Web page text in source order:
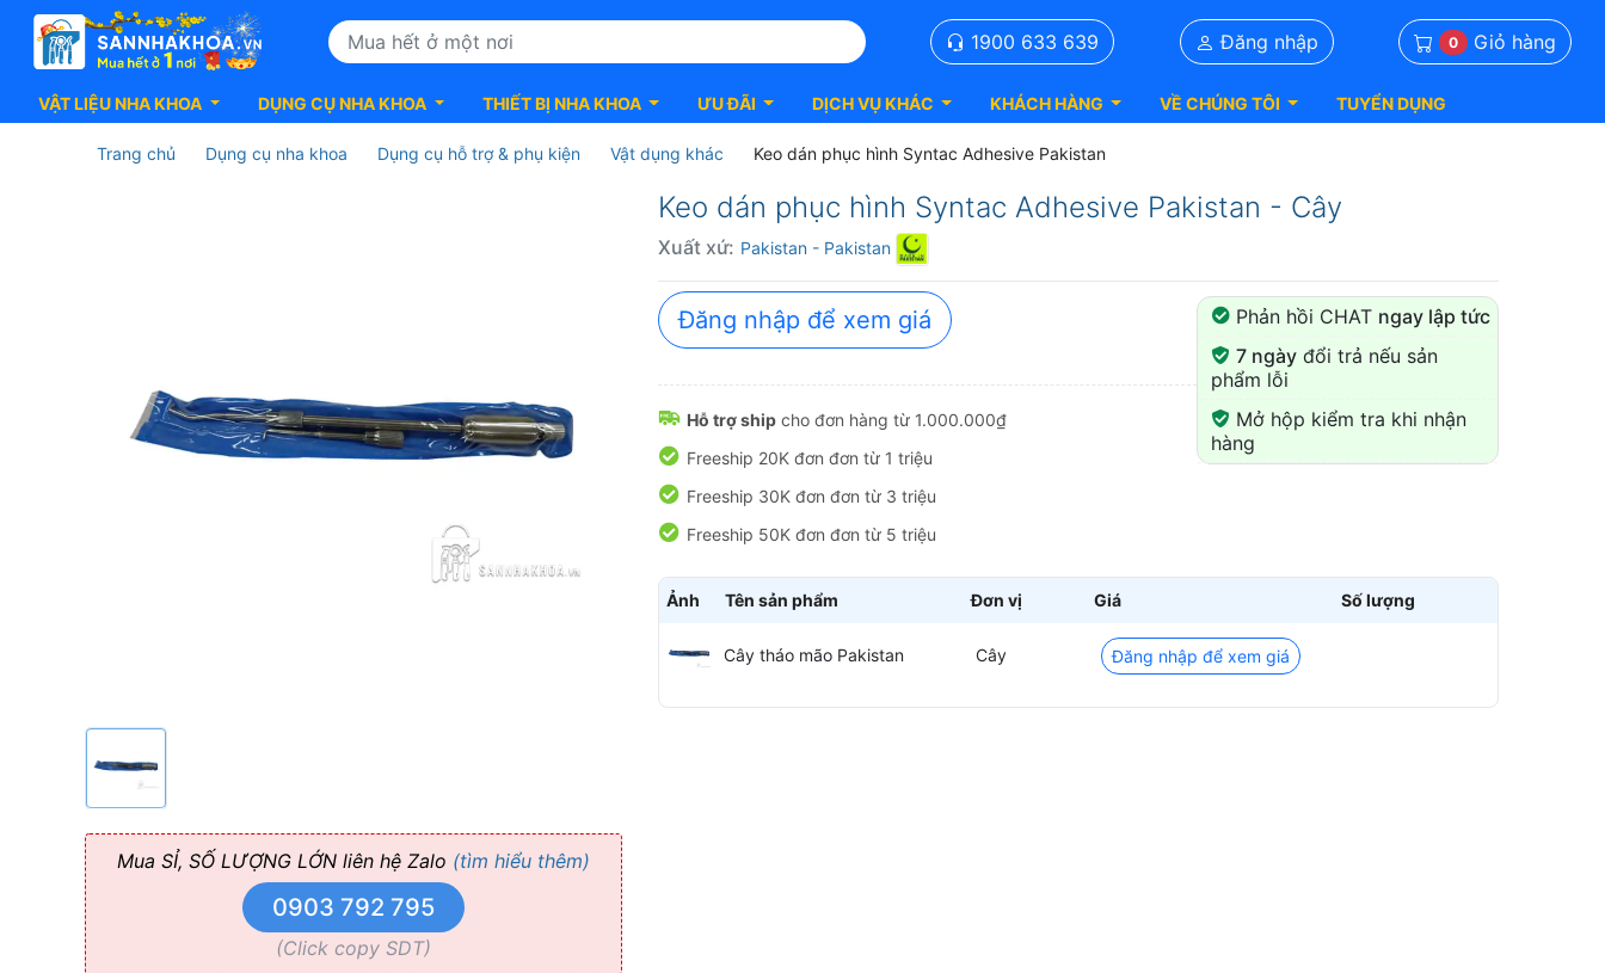
1900 633 639 Đăng nhập 0 Giỏ hàng
VẬT LIỆU NHA KHOA DỤNG CỤ NHA KHOA THIẾT BỊ NHA KHOA ƯU ĐÃI DỊCH VỤ KHÁC KHÁCH HÀNG VỀ CHÚNG TÔI TUYỂN DỤNG
Trang chủ Dụng cụ nha khoa Dụng cụ hỗ trợ & phụ kiện Vật dụng khác Keo dán phục hình Syntac Adhesive Pakistan
hình
Syntac
Mua SỈ, SỐ LƯỢNG LỚN liên hệ Zalo (tìm hiểu thêm)
0903 792 795
(Click copy SDT)
Keo dán phục hình Syntac Adhesive Pakistan - Cây
Xuất xứ: Pakistan - Pakistan
Phản hồi CHAT ngay lập tức
7 ngàyđổi trả nếu sản
phẩm lỗi
Mở hộp kiểm tra khi nhận
hàng
Đăng nhập để xem giá
Hỗ trợ ship cho đơn hàng từ 1.000.000₫
Freeship 20K đơn đơn từ 1 triệu
Freeship 30K đơn đơn từ 3 triệu
Freeship 50K đơn đơn từ 5 triệu
Ảnh Tên sản phẩm Đơn vị Giá Số lượng
Cây tháo mão Pakistan Cây Đăng nhập để xem giá